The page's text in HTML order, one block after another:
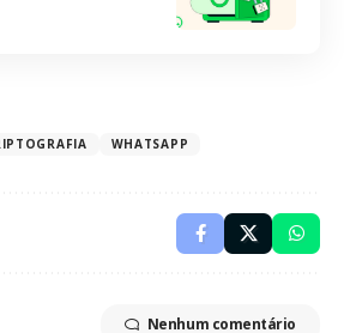
WHATSAPP
Nenhum comentário